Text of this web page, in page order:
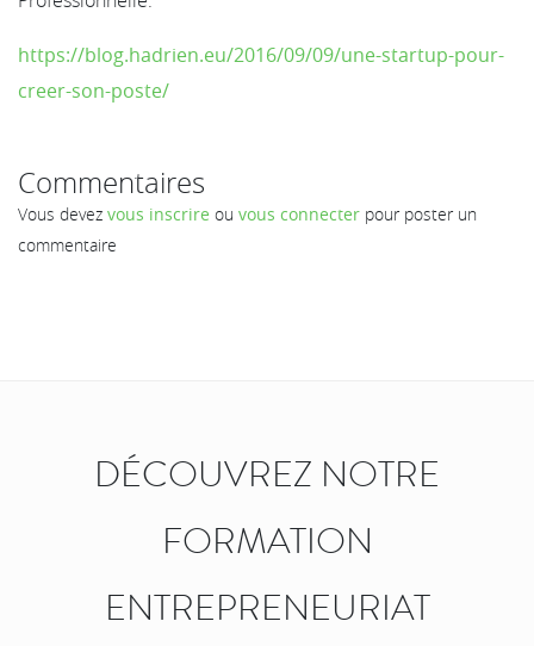
https://blog.hadrien.eu/2016/09/09/une-startup-pour-
creer-son-poste/
Commentaires
Vous devez vous inscrire ou vous connecter pour poster un
commentaire
DÉCOUVREZ NOTRE
FORMATION
ENTREPRENEURIAT